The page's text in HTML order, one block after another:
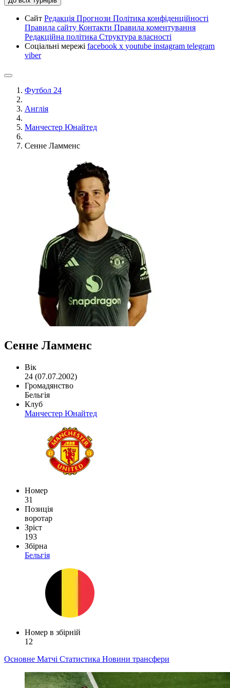
Сайт Редакція Прогнози Політика конфіденційності
Правила сайту Контакти Правила коментування
Редакційна політика Структура власності
Соціальні мережі facebook x youtube instagram telegram
viber
Футбол 24
Англія
Манчестер Юнайтед
Сенне Ламменс
Сенне Ламменс
Вік
24 (07.07.2002)
Громадянство
Бельгія
Клуб
Манчестер Юнайтед
Номер
31
Позиція
воротар
Зріст
193
Збірна
Бельгія
Номер в збірній
12
Основне Матчі Статистика Новини трансфери